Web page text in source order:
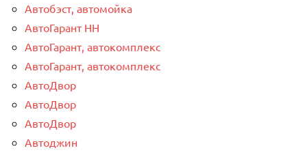
Автобэст, автомойка
АвтоГарант НН
АвтоГарант, автокомплекс
АвтоГарант, автокомплекс
АвтоДвор
АвтоДвор
АвтоДвор
Автоджин